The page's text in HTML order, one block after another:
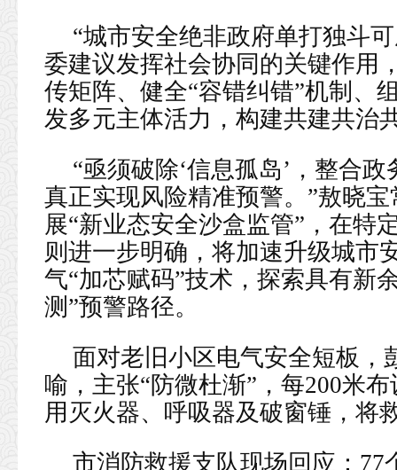
“城市安全绝非政府单打独斗
委建议发挥社会协同的关键作用
传矩阵、健全“容错纠错”机制、
发多元主体活力，构建共建共治
“亟须破除‘信息孤岛’，整合
真正实现风险精准预警。”敖晓
展“新业态安全沙盒监管”，在特
则进一步明确，将加速升级城市
气“加芯赋码”技术，探索具有新
测”预警路径。
面对老旧小区电气安全短板，
喻，主张“防微杜渐”，每200米
用灭火器、呼吸器及破窗锤，将
市消防救援支队现场回应：